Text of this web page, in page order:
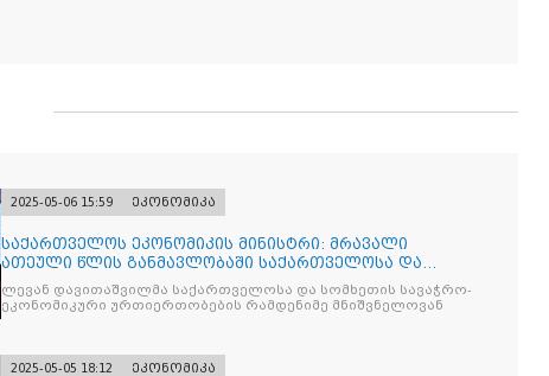
2025-05-06 15:59 ეკონომიკა
საქართველოს ეკონომიკის მინისტრი: მრავალი
ათეული წლის განმავლობაში საქართველოსა და
სომხეთს შორის მეგო
ლევან დავითაშვილმა საქართველოსა და სომხეთის სავაჭრო-
ეკონომიკური ურთიერთობების რამდენიმე მნიშვნელოვან
2025-05-05 18:12 ეკონომიკა